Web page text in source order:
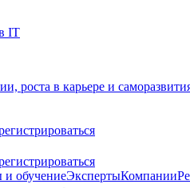
IT
роста в карьере и
и обучениеЭкспертыКомпании